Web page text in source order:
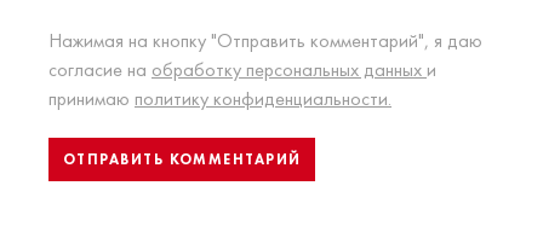
Нажимая на кнопку "Отправить комментарий", я даю
согласие на обработку персональных данных и
принимаю политику конфиденциальности.